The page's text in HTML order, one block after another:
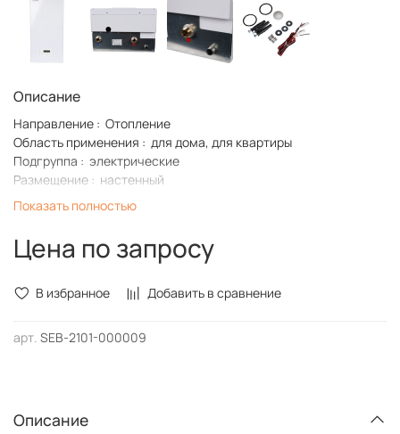
В избранное Добавить в сравнение
арт. SEB-2101-000009
Описание
Направление : Отопление
Область применения : для дома, для квартиры
Подгруппа : электрические
Размещение : настенный
Материал теплообменника : сталь
Показать полностью
Цена по запросу
Описание